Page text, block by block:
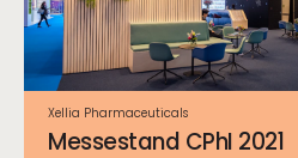
Xellia Pharmaceuticals
Messestand CPhI 2021